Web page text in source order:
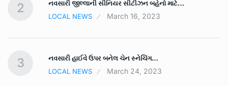
2
નવસારી જીલ્લાની સીનિયર સીટીઝન બહેનો માટે…
LOCAL NEWS
March 16, 2023
3
નવસારી હાઈવે ઉપર બનેલ ચેન સ્નેચિંગ…
LOCAL NEWS
March 24, 2023